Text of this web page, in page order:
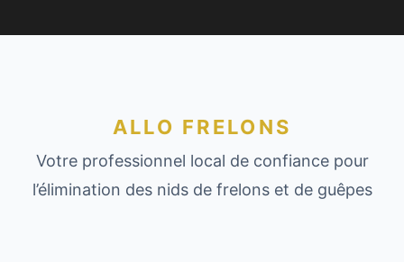
ALLO FRELONS
Votre professionnel local de confiance pour
l’élimination des nids de frelons et de guêpes